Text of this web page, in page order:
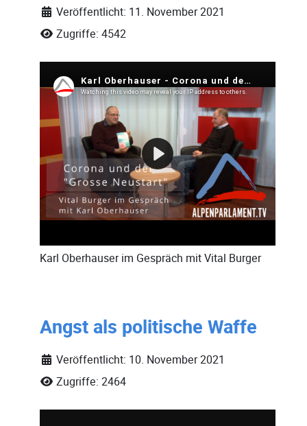
Veröffentlicht: 11. November 2021
Zugriffe: 4542
Karl Oberhauserim Gespräch mitVital Burger
Angst als politische Waffe
Veröffentlicht: 10. November 2021
Zugriffe: 2464